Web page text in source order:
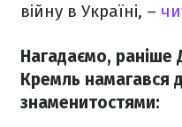
війну в Україні, –
Нагадаємо, раніше
Кремль намагався
знаменитостями: